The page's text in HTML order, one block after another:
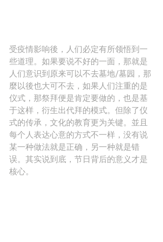
受疫情影响後，人们必定有所领悟到一
些道理。如果要说不好的一面，那就是
人们意识到原来可以不去墓地/墓园，那
麼以後也大可不去，如果人们注重的是
仪式，那祭拜便是肯定要做的，也是基
于这样，衍生出代拜的模式。但除了仪
式的传承，文化的教育更为关键。並且
每个人表达心意的方式不一样，没有说
某一种做法就是正确，另一种就是错
误。其实说到底，节日背后的意义才是
核心。